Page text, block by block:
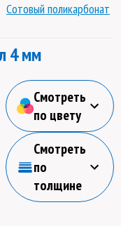
Cотовый поликарбонат
4 мм
Смотреть
по цвету
Смотреть
по
толщине